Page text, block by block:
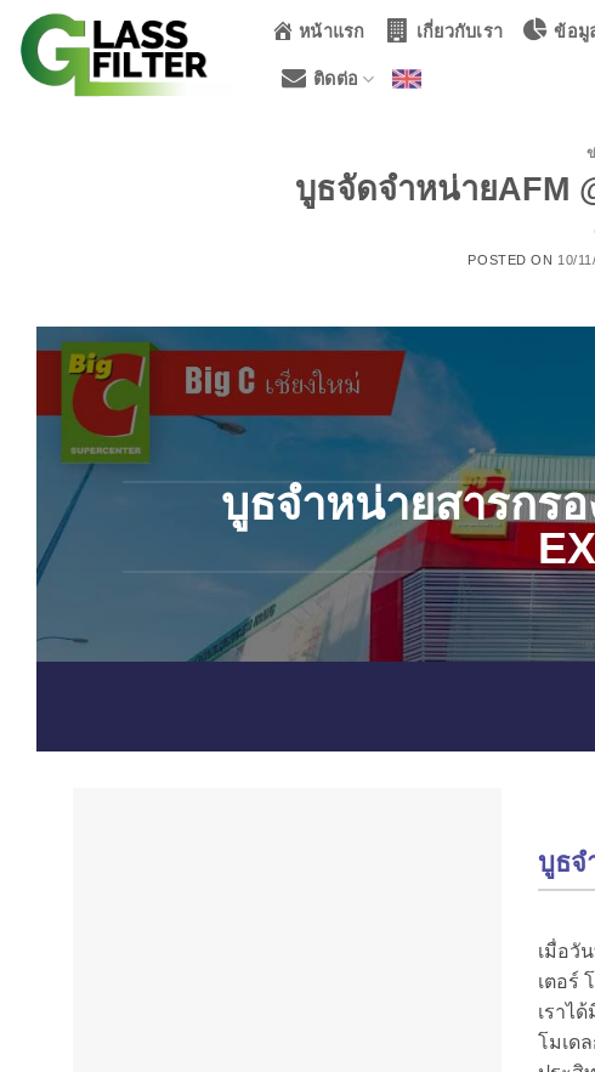
หน้าแรก เกี่ยวกับเรา ข้อมู
ติดต่อ
บูธจัดจำหน่ายAFM
POSTED ON 10/
บูธจำหน่ายสารกร
บูธจ
เมื่อวั
เตอร์
เราไ
โมเด